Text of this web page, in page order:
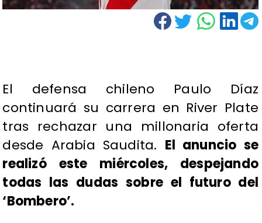
El defensa chileno Paulo Díaz
continuará su carrera en River Plate
tras rechazar una millonaria oferta
desde Arabia Saudita. El anuncio se
realizó este miércoles, despejando
todas las dudas sobre el futuro del
‘Bombero’.